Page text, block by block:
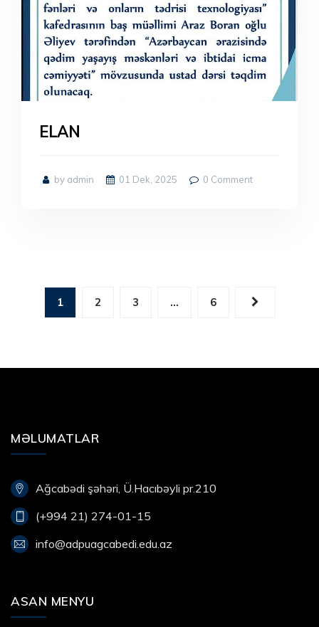
ELAN
by admin 01 Dek, 2025 0 Comment
1 2 3 … 6
MƏLUMATLAR
Ağcabədi şəhəri, Ü.Hacıbəyli pr.210
(+994 21) 274-01-15
info@adpuagcabedi.edu.az
ASAN MENYU